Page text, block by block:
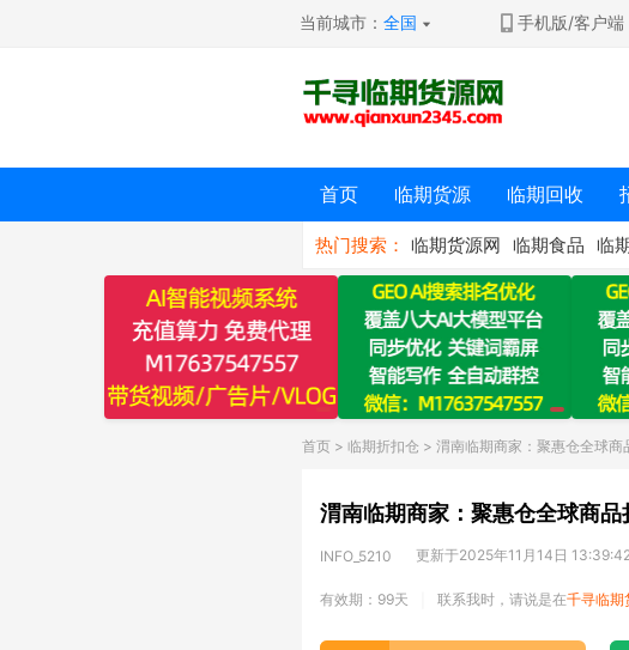
当前城市：全国 手机版/客户端
首页 临期货源 临期回收
热门搜索： 临期货源网 临期食品 临
首页 > 临期折扣仓 > 渭南临期商家：聚惠仓全球商
渭南临期商家：聚惠仓全球商品
INFO_5210 更新于2025年11月14日
有效期：99天 联系我时，请说是在千寻临期